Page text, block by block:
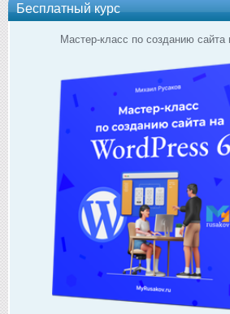
Бесплатный курс
Мастер-класс по созданию сайта